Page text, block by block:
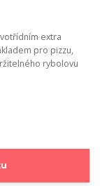
extra
pro pizzu,
rybolovu